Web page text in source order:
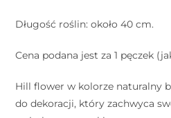
Długość roślin: około 40 cm.
Cena podana jest za 1 pęczek
Hill flower w kolorze naturalny
do dekoracji, który zachwyca